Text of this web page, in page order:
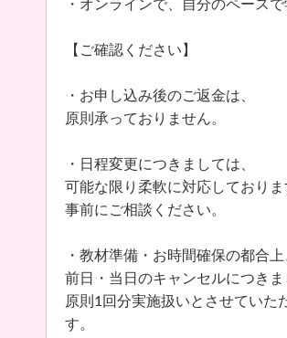
・オンラインで、自分のペース
【ご確認ください】
・お申し込み後のご返金は、
原則承っておりません。
・日程変更につきましては、
可能な限り柔軟に対応しており
事前にご相談ください。
・教材準備・お時間確保の都合上
前日・当日のキャンセルにつきま
原則1回分実施扱いとさせていた
す。